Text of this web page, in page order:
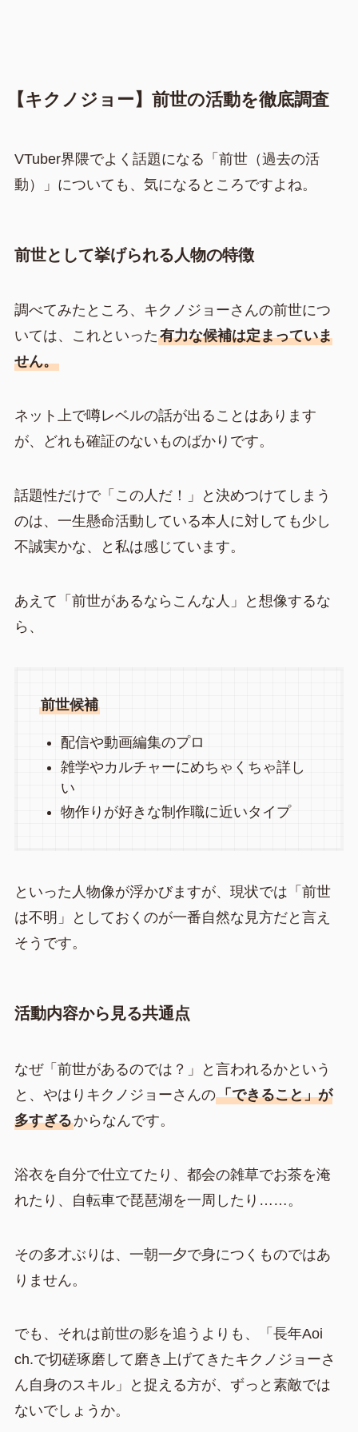
【キクノジョー】前世の活動を徹底調査
VTuber界隈でよく話題になる「前世（過去の活
動）」についても、気になるところですよね。
前世として挙げられる人物の特徴
調べてみたところ、キクノジョーさんの前世につ
いては、これといった有力な候補は定まっていま
せん。
ネット上で噂レベルの話が出ることはあります
が、どれも確証のないものばかりです。
話題性だけで「この人だ！」と決めつけてしまう
のは、一生懸命活動している本人に対しても少し
不誠実かな、と私は感じています。
あえて「前世があるならこんな人」と想像するな
ら、
前世候補
配信や動画編集のプロ
雑学やカルチャーにめちゃくちゃ詳し
い
物作りが好きな制作職に近いタイプ
といった人物像が浮かびますが、現状では「前世
は不明」としておくのが一番自然な見方だと言え
そうです。
活動内容から見る共通点
なぜ「前世があるのでは？」と言われるかという
と、やはりキクノジョーさんの「できること」が
多すぎるからなんです。
浴衣を自分で仕立てたり、都会の雑草でお茶を淹
れたり、自転車で琵琶湖を一周したり……。
その多才ぶりは、一朝一夕で身につくものではあ
りません。
でも、それは前世の影を追うよりも、「長年Aoi
ch.で切磋琢磨して磨き上げてきたキクノジョーさ
ん自身のスキル」と捉える方が、ずっと素敵では
ないでしょうか。